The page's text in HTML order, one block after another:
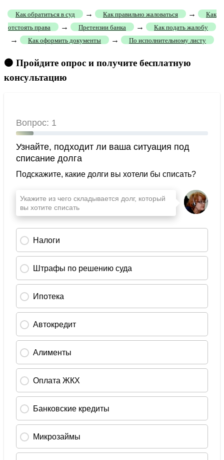
Как обратиться в суд → Как правильно жаловаться →
Как
отстоять права
→ Претензии банка → Как подать жалобу
→ Как оформить документы → По исполнительному листу
🟠 Пройдите опрос и получите бесплатную
консультацию